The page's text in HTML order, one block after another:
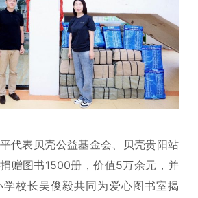
代表贝壳公益基金会、贝壳贵阳站
赠图书1500册，价值5万余元，并
校长吴俊毅共同为爱心图书室揭